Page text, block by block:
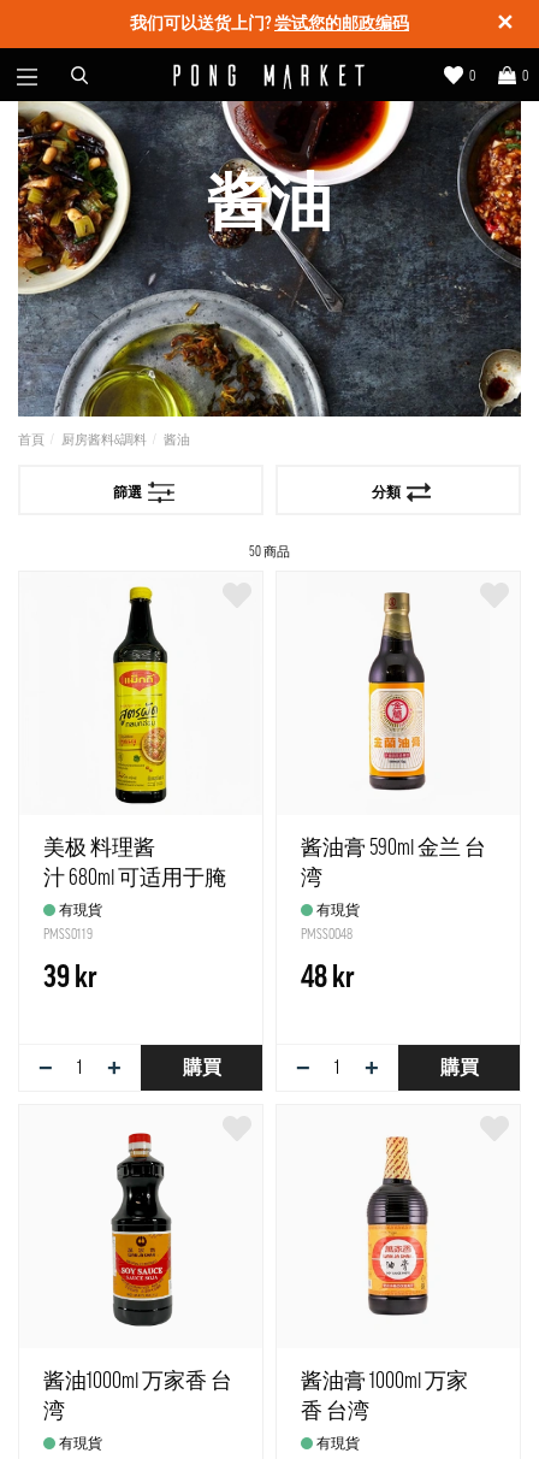
✕
我们可以送货上门?尝试您的邮政编码
0
0
酱油
首頁 厨房酱料&調料 酱油
篩選 分類
50 商品
美极 料理酱
汁 680ml 可适用于腌
沾煮调和 泰国
有現貨
PMSS0119
39 kr
− + 購買
酱油膏 590ml 金兰 台
湾
有現貨
PMSS0048
48 kr
− + 購買
酱油1000ml 万家香 台
湾
有現貨
酱油膏 1000ml 万家
香 台湾
有現貨